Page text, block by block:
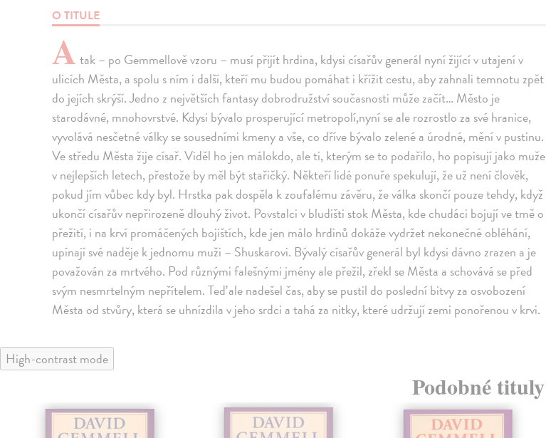
O TITULE
A tak – po Gemmellově vzoru – musí přijít hrdina, kdysi císařův generál nyní žijící v utajení v
ulicích Města, a spolu s ním i další, kteří mu budou pomáhat i křížit cestu, aby zahnali temnotu zpět
do jejích skrýší. Jedno z největších fantasy dobrodružství současnosti může začít… Město je
starodávné, mnohovrstvé. Kdysi bývalo prosperující metropolí,nyní se ale rozrostlo za své hranice,
vyvolává nesčetné války se sousedními kmeny a vše, co dříve bývalo zelené a úrodné, mění v pustinu.
Ve středu Města žije císař. Viděl ho jen málokdo, ale ti, kterým se to podařilo, ho popisují jako muže
v nejlepších letech, přestože by měl být stařičký. Někteří lidé ponuře spekulují, že už není člověk,
pokud jím vůbec kdy byl. Hrstka pak dospěla k zoufalému závěru, že válka skončí pouze tehdy, když
ukončí císařův nepřirozeně dlouhý život. Povstalci v bludišti stok Města, kde chudáci bojují ve tmě o
přežití, i na krví promáčených bojištích, kde jen málo hrdinů dokáže vydržet nekonečné obléhání,
upínají své naděje k jednomu muži – Shuskarovi. Bývalý císařův generál byl kdysi dávno zrazen a je
považován za mrtvého. Pod různými falešnými jmény ale přežil, zřekl se Města a schovává se před
svým nesmrtelným nepřítelem. Teď ale nadešel čas, aby se pustil do poslední bitvy za osvobození
Města od stvůry, která se uhnízdila v jeho srdci a tahá za nitky, které udržují zemi ponořenou v krvi.
High-contrast mode
Podobné tituly